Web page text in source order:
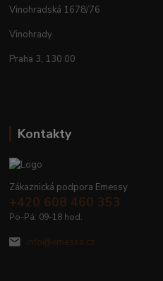
Vinohradská 1678/76
Vinohrady
Praha 3, 130 00
Kontakty
Zákaznická podpora Emessy
+420 608 460 353
Po-Pá: 09-18 hod.
info@emessa.cz